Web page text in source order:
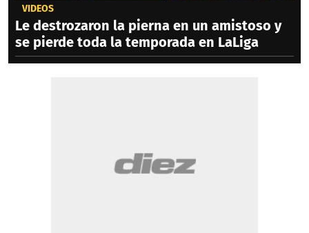
VIDEOS
Le destrozaron la pierna en un amistoso y
se pierde toda la temporada en LaLiga